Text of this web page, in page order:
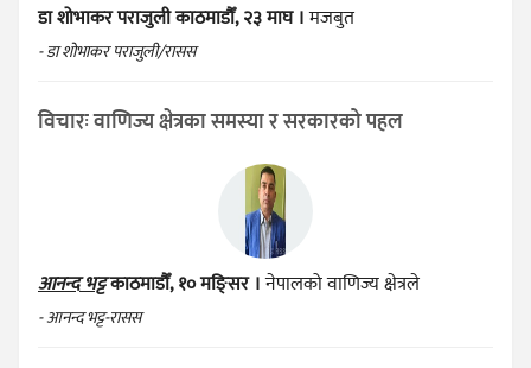
डा शोभाकर पराजुलीकाठमाडौँ, २३ माघ ।मजबुत
- डा शोभाकर पराजुली/रासस
विचारः वाणिज्य क्षेत्रका समस्या र सरकारको पहल
आनन्द भट्टकाठमाडौँ, १० मङ्सिर ।नेपालको वाणिज्य क्षेत्रले
- आनन्द भट्ट-रासस